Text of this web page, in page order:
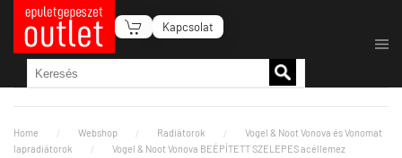
Fő tartalom átugrása
Kapcsolat
Home Webshop Radiátorok
Vogel & Noot Vonova és Vonomat
lapradiátorok
Vogel & Noot Vonova BEÉPÍTETT SZELEPES acéllemez